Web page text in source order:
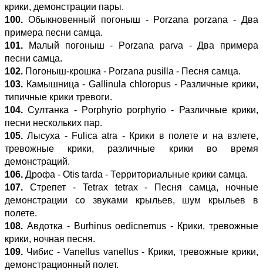
крики, демонстрации пары.
100. Обыкновенный погоныш - Porzana porzana - Два
примера песни самца.
101. Малый погоныш - Porzana parva - Два примера
песни самца.
102. Погоныш-крошка - Porzana pusilla - Песня самца.
103. Камышница - Gallinula chloropus - Различные крики,
типичные крики тревоги.
104. Султанка - Porphyrio porphyrio - Различные крики,
песни нескольких пар.
105. Лысуха - Fulica atra - Крики в полете и на взлете,
тревожные крики, различные крики во время
демонстраций.
106. Дрофа - Otis tarda - Территориальные крики самца.
107. Стрепет - Tetrax tetrax - Песня самца, ночные
демонстрации со звуками крыльев, шум крыльев в
полете.
108. Авдотка - Burhinus oedicnemus - Крики, тревожные
крики, ночная песня.
109. Чибис - Vanellus vanellus - Крики, тревожные крики,
демонстрационный полет.